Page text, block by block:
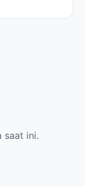
saat ini.